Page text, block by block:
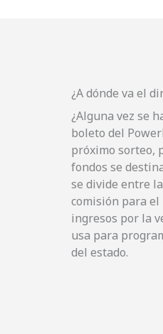
¿A dónde va el
¿Alguna vez se
boleto del
próximo sorteo,
fondos se
se divide entre
comisión para el
ingresos por la
usa para
del estado.